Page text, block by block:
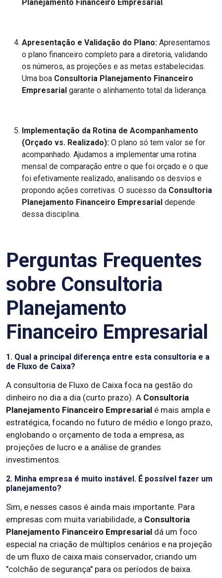
Planejamento Financeiro Empresarial .
Apresentação e Validação do Plano: Apresentamos
o plano financeiro completo para a diretoria, validando
os números, as projeções e as metas estabelecidas.
Uma boa Consultoria Planejamento Financeiro
Empresarial garante o alinhamento total da liderança.
Implementação da Rotina de Acompanhamento
(Orçado vs. Realizado): O plano só tem valor se for
acompanhado. Ajudamos a implementar uma rotina
mensal de comparação entre o que foi orçado e o que
foi efetivamente realizado, analisando os desvios e
propondo ações corretivas. O sucesso da Consultoria
Planejamento Financeiro Empresarial depende
dessa disciplina.
Perguntas Frequentes
sobre Consultoria
Planejamento
Financeiro Empresarial
1. Qual a principal diferença entre esta consultoria e a
de Fluxo de Caixa?
A consultoria de Fluxo de Caixa foca na gestão do
dinheiro no dia a dia (curto prazo). A Consultoria
Planejamento Financeiro Empresarial é mais ampla e
estratégica, focando no futuro de médio e longo prazo,
englobando o orçamento de toda a empresa, as
projeções de lucro e a análise de grandes
investimentos.
2. Minha empresa é muito instável. É possível fazer um
planejamento?
Sim, e nesses casos é ainda mais importante. Para
empresas com muita variabilidade, a Consultoria
Planejamento Financeiro Empresarial dá um foco
especial na criação de múltiplos cenários e na projeção
de um fluxo de caixa mais conservador, criando um
"colchão de segurança" para os períodos de baixa.